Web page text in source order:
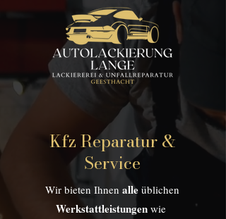
Kfz Reparatur &
Service
Wir bieten Ihnen alle üblichen
Werkstattleistungen wie